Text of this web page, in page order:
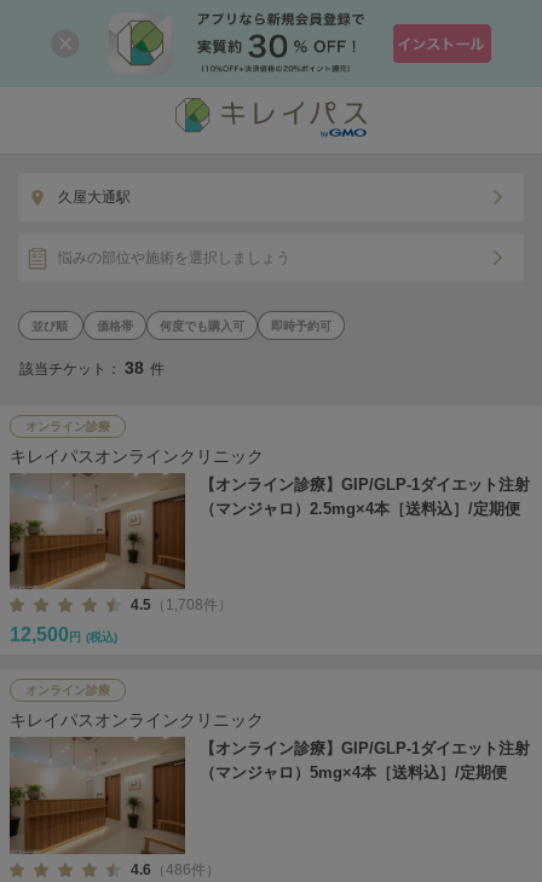
久屋大通駅
悩みの部位や施術を選択しましょう
価格帯 何度でも購入可 即時予約可
該当チケット： 38 件
オンライン診療
キレイパスオンラインクリニック
【オンライン診療】GIP/GLP-1ダイエット注射
（マンジャロ）2.5mg×4本［送料込］/定期便
4.5 （1,708件）
12,500 円 (税込)
オンライン診療
キレイパスオンラインクリニック
【オンライン診療】GIP/GLP-1ダイエット注射
（マンジャロ）5mg×4本［送料込］/定期便
4.6 （486件）